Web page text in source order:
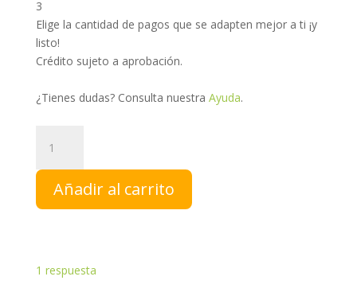
3
Elige la cantidad de pagos que se adapten mejor a ti ¡y
listo!
Crédito sujeto a aprobación.
¿Tienes dudas? Consulta nuestra Ayuda.
Miel
Melipona
|
Añadir al carrito
1 respuesta